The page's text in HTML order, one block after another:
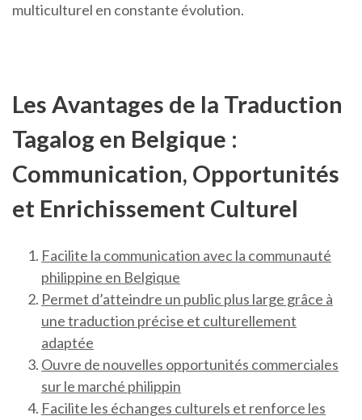
multiculturel en constante évolution.
Les Avantages de la Traduction
Tagalog en Belgique :
Communication, Opportunités
et Enrichissement Culturel
Facilite la communication avec la communauté
philippine en Belgique
Permet d’atteindre un public plus large grâce à
une traduction précise et culturellement
adaptée
Ouvre de nouvelles opportunités commerciales
sur le marché philippin
Facilite les échanges culturels et renforce les